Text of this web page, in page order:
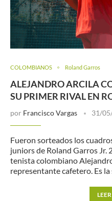
COLOMBIANOS Roland Garros
ALEJANDRO ARCILA
SU PRIMER RIVAL EN
por Francisco Vargas 31/
Fueron sorteados los
juniors de Roland Garros Jr.
tenista colombiano
representante cafetero. Es